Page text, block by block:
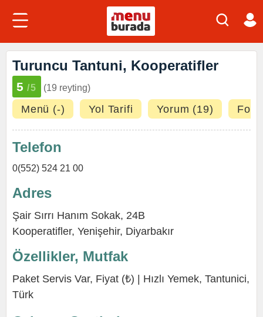
Turuncu Tantuni, Kooperatifler
5 /5 (19 reyting)
Menü (-) Yol Tarifi Yorum (19)
Telefon
0(552) 524 21 00
Adres
Şair Sırrı Hanım Sokak, 24B
Kooperatifler, Yenişehir, Diyarbakır
Özellikler, Mutfak
Paket Servis Var, Fiyat (₺) | Hızlı Yemek, Tantunici,
Türk